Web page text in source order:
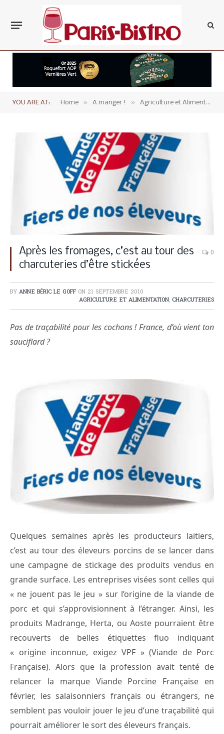
YOU ARE AT: Home » A manger ! » Agriculture et Alimentation
Après les fromages, c’est au tour des
charcuteries d’être stickées
0
BY ANNE BÉRIC LE GOFF ON 21 SEPTEMBRE 2010
AGRICULTURE ET ALIMENTATION, CHARCUTERIES
Pas de traçabilité pour les cochons ! France, d’où vient ton
sauciflard ?
Quelques semaines après les producteurs laitiers,
c’est au tour des éleveurs porcins de se lancer dans
une campagne de stickage des produits vendus en
grande surface. Les entreprises visées sont celles qui
« ne jouent pas le jeu » sur l’origine de la viande de
porc et qui s’approvisionnent à l’étranger. Ainsi, les
produits Madrange, Herta, ou Aoste pourraient être
recouverts de belles étiquettes fluo indiquant
« origine inconnue, exigez VPF » (Viande de Porc
Française). Alors que la profession avait tenté de
relancer la marque Viande Porcine Française en
février, les salaisonniers français ou étrangers, ne
semblent pas vouloir jouer le jeu d’une traçabilité qui
pourrait améliorer le sort des éleveurs français.